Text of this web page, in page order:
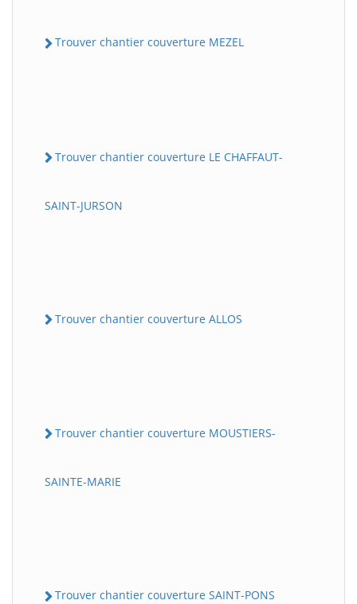
Trouver chantier couverture MEZEL
Trouver chantier couverture LE CHAFFAUT-
SAINT-JURSON
Trouver chantier couverture ALLOS
Trouver chantier couverture MOUSTIERS-
SAINTE-MARIE
Trouver chantier couverture SAINT-PONS